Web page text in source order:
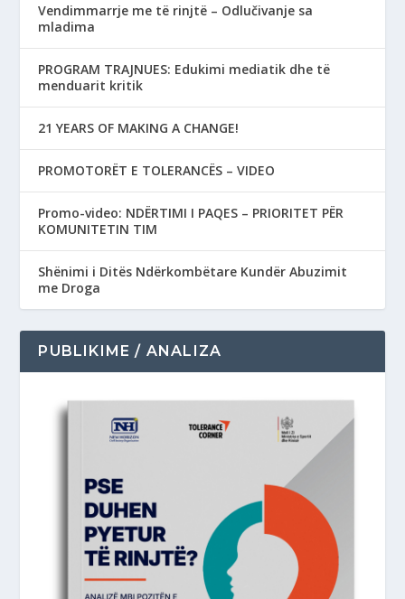
Vendimmarrje me të rinjtë – Odlučivanje sa
mladima
PROGRAM TRAJNUES: Edukimi mediatik dhe të
menduarit kritik
21 YEARS OF MAKING A CHANGE!
PROMOTORËT E TOLERANCËS – VIDEO
Promo-video: NDËRTIMI I PAQES – PRIORITET PËR
KOMUNITETIN TIM
Shënimi i Ditës Ndërkombëtare Kundër Abuzimit
me Droga
PUBLIKIME / ANALIZA